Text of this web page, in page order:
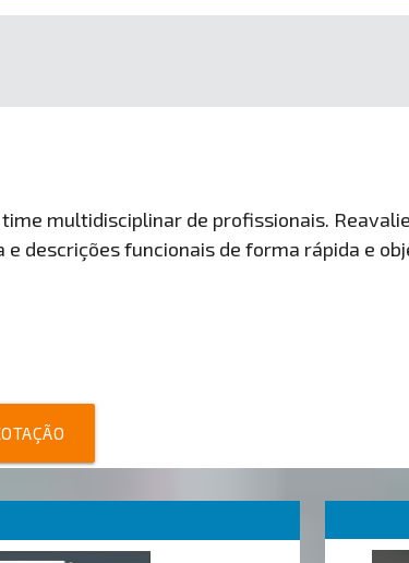
multidisciplinar de profissionais.
descrições funcionais de forma rápida e